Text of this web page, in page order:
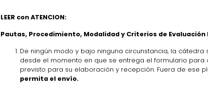
LEER con ATENCION:
Pautas, Procedimiento, Modalidad y Criterios de Evaluación
De ningún modo y bajo ninguna circunstancia, la
desde el momento en que se entrega el formulario para
previsto para su elaboración y recepción. Fuera de ese
permita el envío.